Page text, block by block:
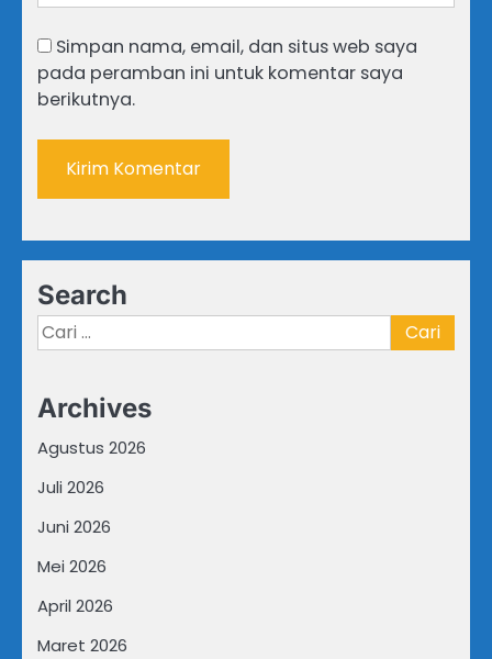
Simpan nama, email, dan situs web saya
pada peramban ini untuk komentar saya
berikutnya.
Search
Cari
untuk:
Archives
Agustus 2026
Juli 2026
Juni 2026
Mei 2026
April 2026
Maret 2026